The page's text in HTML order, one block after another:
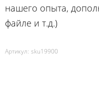
нашего опыта,
файле и т.д.)
Артикул: sku19900